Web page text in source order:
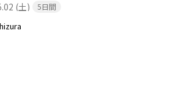
(土)
5日間